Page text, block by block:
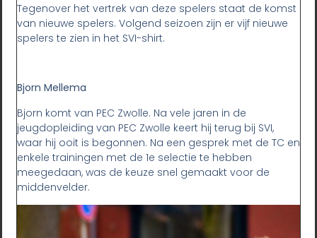
Tegenover het vertrek van deze spelers staat de komst
van nieuwe spelers. Volgend seizoen zijn er vijf nieuwe
spelers te zien in het SVI-shirt.
Bjorn Mellema
Bjorn komt van PEC Zwolle. Na vele jaren in de
jeugdopleiding van PEC Zwolle keert hij terug bij SVI,
waar hij ooit is begonnen. Na een gesprek met de TC en
enkele trainingen met de 1e selectie te hebben
meegedaan, was de keuze snel gemaakt voor de
middenvelder.